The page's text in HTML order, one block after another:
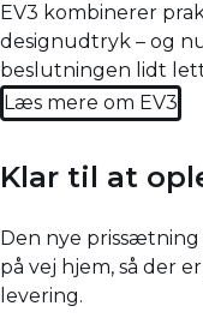
EV3 kombinerer
designudtryk – og
beslutningen lidt
Læs mere om EV3
Klar til at
Den nye
på vej hjem, så der
levering.